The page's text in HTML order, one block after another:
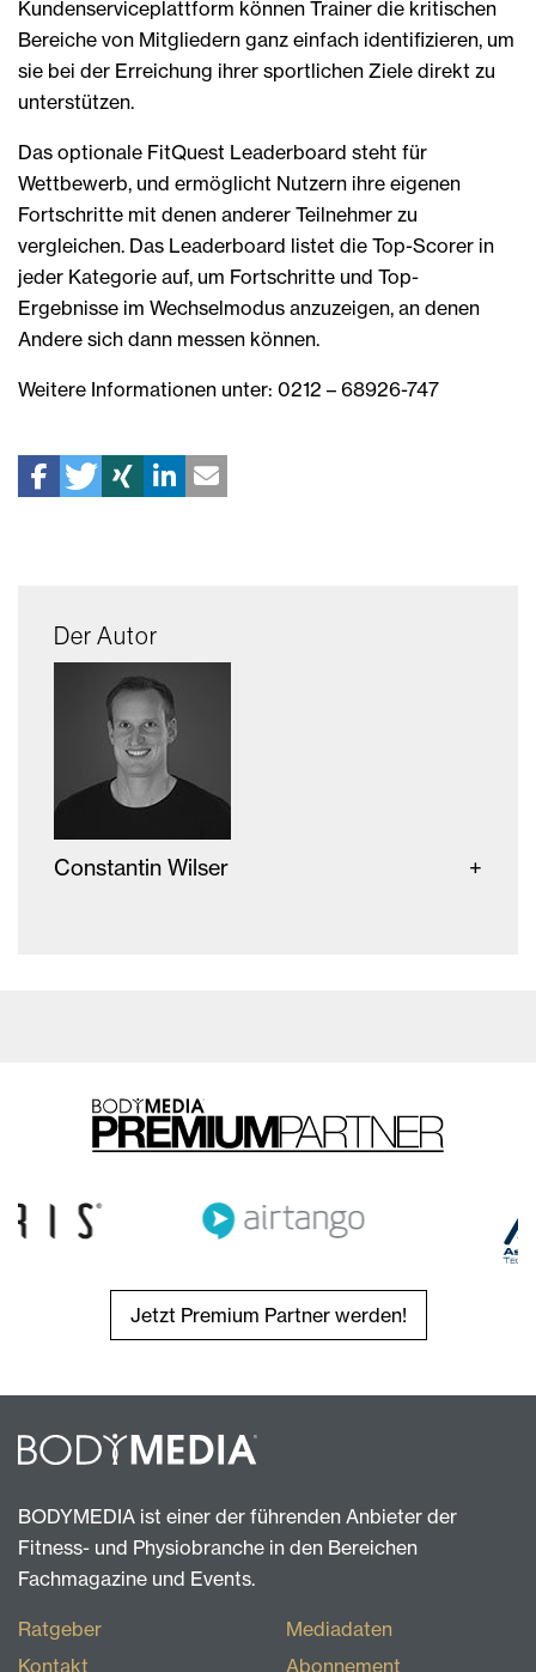
Kundenserviceplattform können Trainer die kritischen
Bereiche von Mitgliedern ganz einfach identifizieren, um
sie bei der Erreichung ihrer sportlichen Ziele direkt zu
unterstützen.
Das optionale FitQuest Leaderboard steht für
Wettbewerb, und ermöglicht Nutzern ihre eigenen
Fortschritte mit denen anderer Teilnehmer zu
vergleichen. Das Leaderboard listet die Top-Scorer in
jeder Kategorie auf, um Fortschritte und Top-
Ergebnisse im Wechselmodus anzuzeigen, an denen
Andere sich dann messen können.
Weitere Informationen unter: 0212 – 68926-747
Der Autor
Constantin Wilser
Jetzt Premium Partner werden!
BODYMEDIA ist einer der führenden Anbieter der
Fitness- und Physiobranche in den Bereichen
Fachmagazine und Events.
Ratgeber
Kontakt
Mediadaten
Abonnement